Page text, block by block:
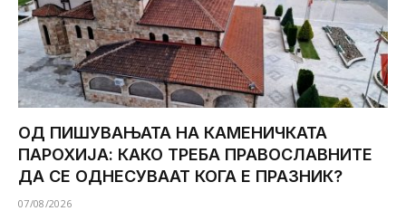
ОД ПИШУВАЊАТА НА КАМЕНИЧКАТА
ПАРОХИЈА: КАКО ТРЕБА ПРАВОСЛАВНИТЕ
ДА СЕ ОДНЕСУВААТ КОГА Е ПРАЗНИК?
07/08/2026